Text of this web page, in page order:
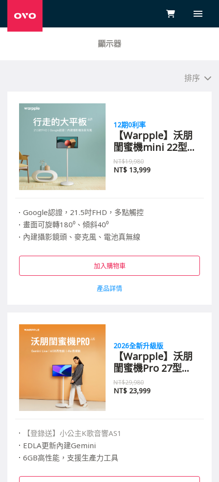
顯示器
排序
12期0利率
【Warpple】沃朋
閨蜜機mini 22型觸
控FHD智慧行動顯
示器 JJ1
NT$19,980
NT$ 13,999
Google認證，21.5吋FHD，多點觸控
畫面可旋轉180⁰、傾斜40⁰
內建攝影鏡頭、麥克風、電池真無線
加入購物車
產品詳情
2026全新升級版
【Warpple】沃朋
閨蜜機Pro 27型
FHD高端AI行動智
慧顯示器 JJ5
NT$29,980
NT$ 23,999
【登錄送】小公主K歌音響AS1
EDLA更新內建Gemini
6GB高性能，支援生產力工具